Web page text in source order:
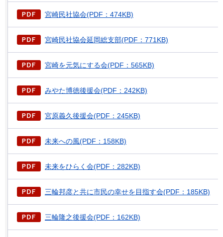
宮崎民社協会(PDF：474KB)
宮崎民社協会延岡総支部(PDF：771KB)
宮崎を元気にする会(PDF：565KB)
みやた博徳後援会(PDF：242KB)
宮原義久後援会(PDF：245KB)
未来への風(PDF：158KB)
未来をひらく会(PDF：282KB)
三輪邦彦と共に市民の幸せを目指す会(PDF：185KB)
三輪隆之後援会(PDF：162KB)